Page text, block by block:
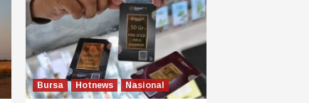
Bursa Hotnews Nasional